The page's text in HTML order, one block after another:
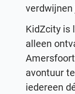
verdwijnen
KidZcity is
alleen
avontuur
iedereen